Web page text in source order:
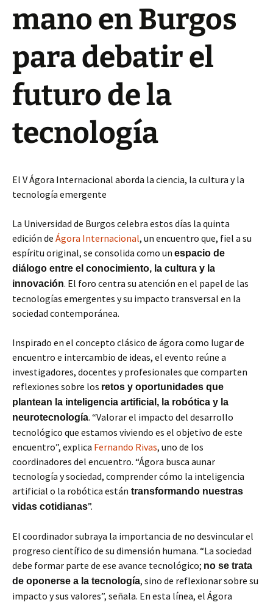
mano en Burgos
para debatir el
futuro de la
tecnología
El V Ágora Internacional aborda la ciencia, la cultura y la
tecnología emergente
La Universidad de Burgos celebra estos días la quinta
edición de Ágora Internacional, un encuentro que, fiel a su
espíritu original, se consolida como un espacio de
diálogo entre el conocimiento, la cultura y la
innovación. El foro centra su atención en el papel de las
tecnologías emergentes y su impacto transversal en la
sociedad contemporánea.
Inspirado en el concepto clásico de ágora como lugar de
encuentro e intercambio de ideas, el evento reúne a
investigadores, docentes y profesionales que comparten
reflexiones sobre los retos y oportunidades que
plantean la inteligencia artificial, la robótica y la
neurotecnología. “Valorar el impacto del desarrollo
tecnológico que estamos viviendo es el objetivo de este
encuentro”, explica Fernando Rivas, uno de los
coordinadores del encuentro. “Ágora busca aunar
tecnología y sociedad, comprender cómo la inteligencia
artificial o la robótica están transformando nuestras
vidas cotidianas”.
El coordinador subraya la importancia de no desvincular el
progreso científico de su dimensión humana. “La sociedad
debe formar parte de ese avance tecnológico; no se trata
de oponerse a la tecnología, sino de reflexionar sobre su
impacto y sus valores”, señala. En esta línea, el Ágora